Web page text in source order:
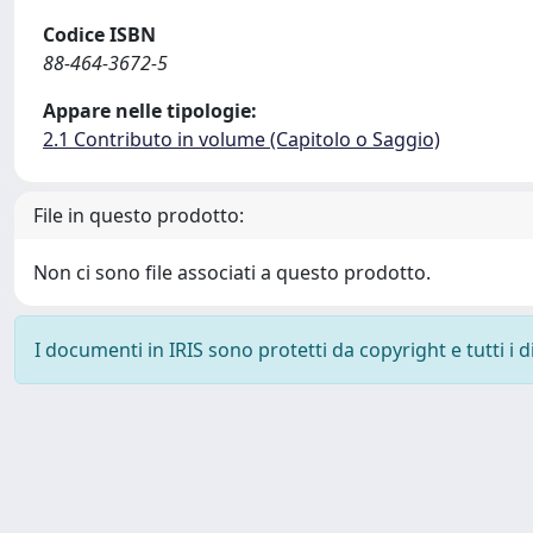
Codice ISBN
88-464-3672-5
Appare nelle tipologie:
2.1 Contributo in volume (Capitolo o Saggio)
File in questo prodotto:
Non ci sono file associati a questo prodotto.
I documenti in IRIS sono protetti da copyright e tutti i